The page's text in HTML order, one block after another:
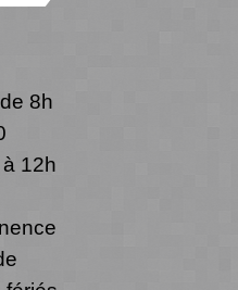
8h
12h